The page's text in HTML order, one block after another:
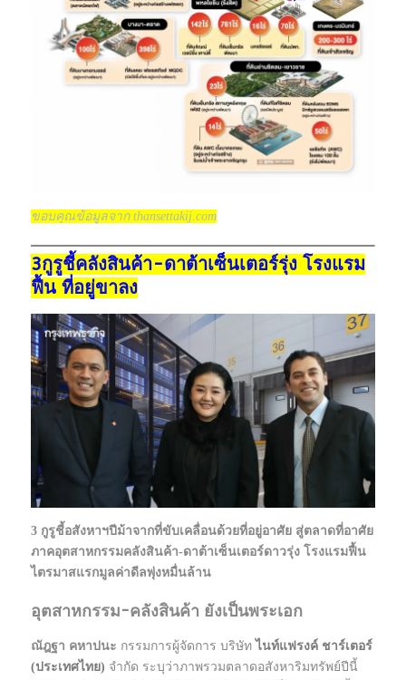
ขอบคุณข้อมูลจาก thansettakij.com
3กูรูชี้คลังสินค้า-ดาต้าเซ็นเตอร์รุ่ง โรงแรม
ฟื้น ที่อยู่ขาลง
3 กูรูชี้อสังหาฯปีม้าจากที่ขับเคลื่อนด้วยที่อยู่อาศัย สู่ตลาดที่อาศัย
ภาคอุตสาหกรรมคลังสินค้า-ดาต้าเซ็นเตอร์ดาวรุ่ง โรงแรมฟื้น
ไตรมาสแรกมูลค่าดีลพุ่งหมื่นล้าน
อุตสาหกรรม-คลังสินค้า ยังเป็นพระเอก
ณัฎฐา คหาปนะ กรรมการผู้จัดการ บริษัท ไนท์แฟรงค์ ชาร์เตอร์
(ประเทศไทย) จำกัด ระบุว่าภาพรวมตลาดอสังหาริมทรัพย์ปีนี้